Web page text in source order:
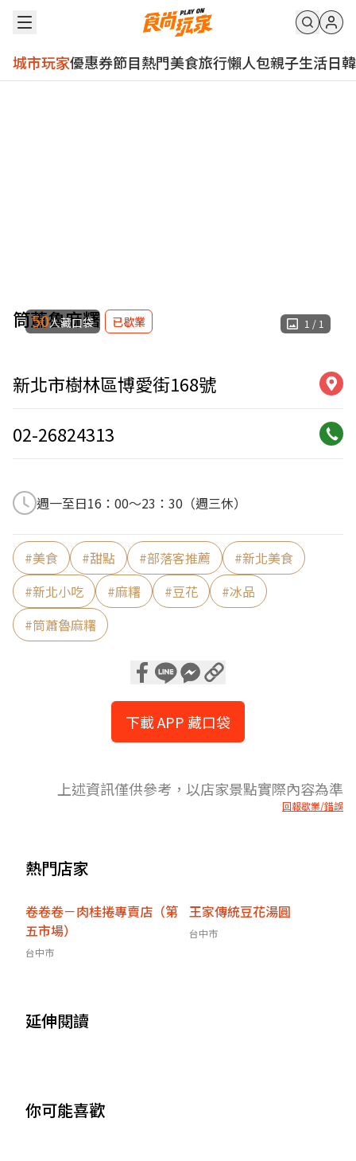
城市玩家優惠券節目熱門美食旅行懶人包親子生活日韓
筒蕭魯麻糬 已歇業 1 / 1
50人藏口袋
新北市樹林區博愛街168號
02-26824313
週一至日16：00～23：30（週三休）
#美食 #甜點 #部落客推薦 #新北美食
#新北小吃 #麻糬 #豆花 #冰品
#筒蕭魯麻糬
下載 APP 藏口袋
上述資訊僅供參考，以店家景點實際內容為準
回報歇業/錯誤
熱門店家
卷卷卷－肉桂捲專賣店（第
五市場）
台中市
王家傳統豆花湯圓
台中市
延伸閱讀
你可能喜歡